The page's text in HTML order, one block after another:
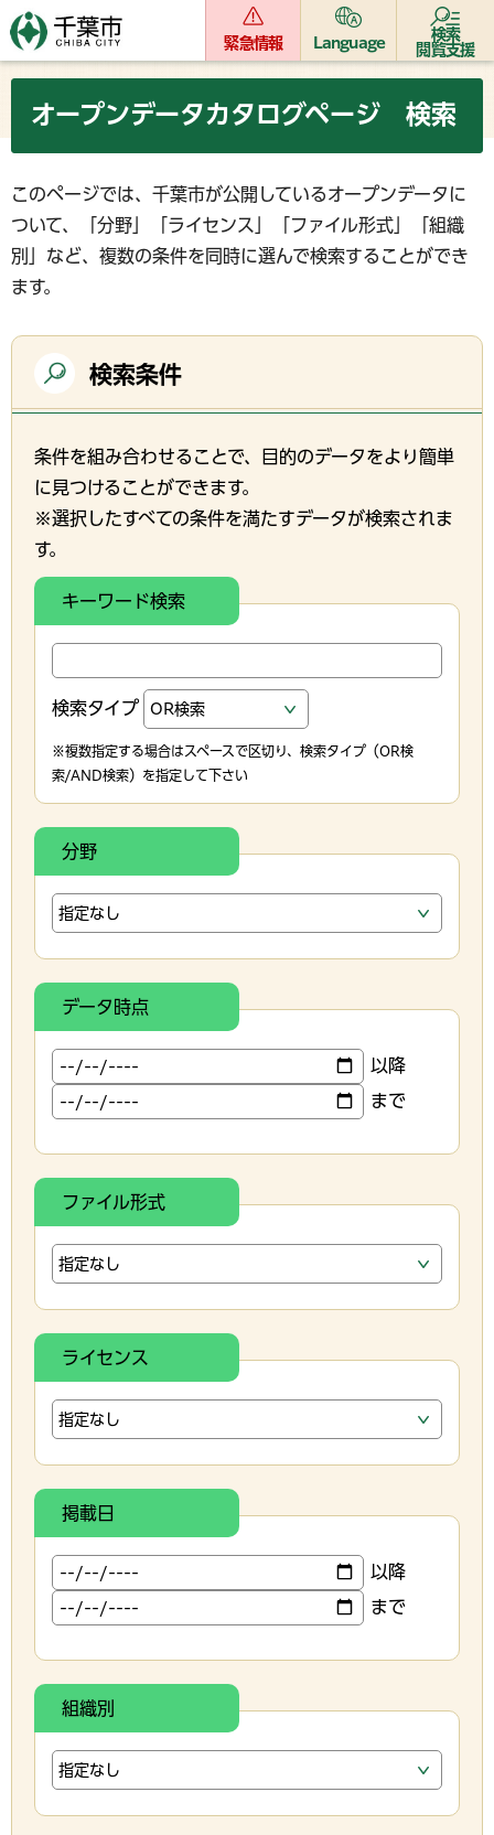
緊急情報 Language
検索
閲覧支援
オープンデータカタログページ 検索
このページでは、千葉市が公開しているオープンデータに
ついて、「分野」「ライセンス」「ファイル形式」「組織
別」など、複数の条件を同時に選んで検索することができ
ます。
検索条件
条件を組み合わせることで、目的のデータをより簡単
に見つけることができます。
※選択したすべての条件を満たすデータが検索されま
す。
キーワード検索
検索タイプ
※複数指定する場合はスペースで区切り、検索タイプ（OR検
索/AND検索）を指定して下さい
分野
データ時点
以降
まで
ファイル形式
ライセンス
掲載日
以降
まで
組織別